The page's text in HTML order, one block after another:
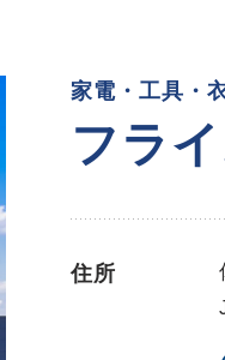
家電・工具・
フラ
住所